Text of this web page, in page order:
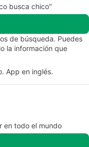
busca chico"
de búsqueda. Puedes
la información que
App en inglés.
en todo el mundo